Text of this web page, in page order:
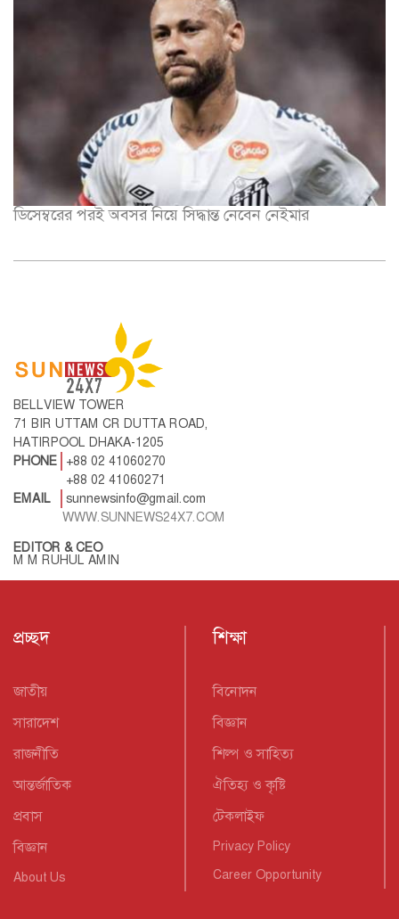
ডিসেম্বরের পরই অবসর নিয়ে সিদ্ধান্ত নেবেন নেইমার
BELLVIEW TOWER
71 BIR UTTAM CR DUTTA ROAD,
HATIRPOOL DHAKA-1205
PHONE
+88 02 41060270
+88 02 41060271
EMAIL
sunnewsinfo@gmail.com
WWW.SUNNEWS24X7.COM
EDITOR & CEO
M M RUHUL AMIN
প্রচ্ছদ
জাতীয়
সারাদেশ
রাজনীতি
আন্তর্জাতিক
প্রবাস
বিজ্ঞান
About Us
শিক্ষা
বিনোদন
বিজ্ঞান
শিল্প ও সাহিত্য
ঐতিহ্য ও কৃষ্টি
টেকলাইফ
Privacy Policy
Career Opportunity